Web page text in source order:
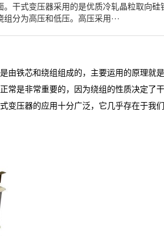
干式变压器采用的是优质冷轧晶粒取向
分为高压和低压。高压采用···
由铁芯和绕组组成的，主要运用的原理就
常是非常重要的，因为绕组的性质决定了
压器的应用十分广泛，它几乎存在于我们